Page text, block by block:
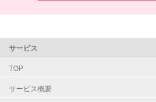
サービス
TOP
サービス概要